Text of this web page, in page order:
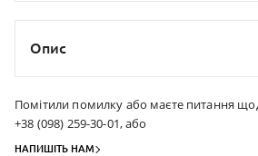
Опис
Помітили помилку або маєте питання
+38 (098) 259-30-01, або
НАПИШІТЬ НАМ